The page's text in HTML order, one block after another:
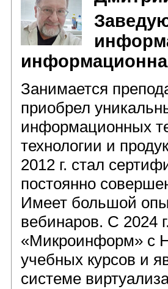
Занимается
приобрел
информационных
технологии и
2012 г. стал
постоянно
Имеет большой
вебинаров. С 2024
«Микроинформ» с
учебных курсов и
системе